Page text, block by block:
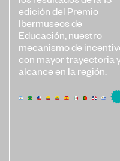
edición del Premio
Ibermuseos de
Educación, nuestro
mecanismo de
con mayor trayectoria
alcance en la región.